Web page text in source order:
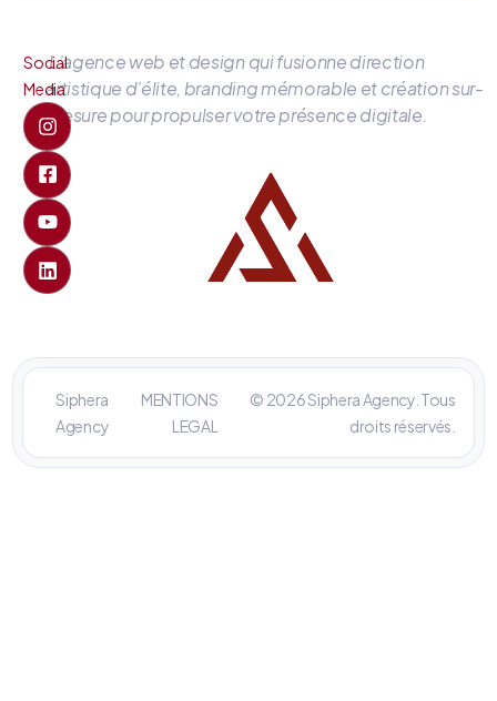
L’agence web et design qui fusionne direction
artistique d’élite, branding mémorable et création sur-
mesure pour propulser votre présence digitale.
Social
Media
Siphera
Agency
MENTIONS
LEGAL
© 2026 Siphera Agency. Tous
droits réservés.